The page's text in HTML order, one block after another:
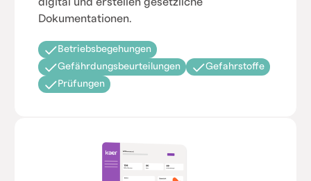
Dokumentationen.
Betriebsbegehungen
Gefährdungsbeurteilungen
Gefahrstoffe
Prüfungen